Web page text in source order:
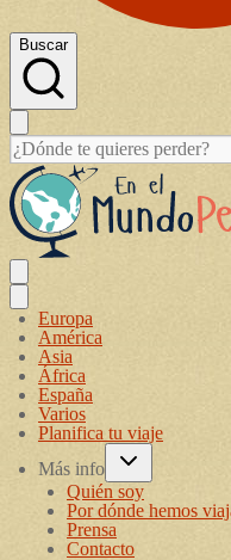
Buscar
Europa
América
Asia
África
España
Varios
Planifica tu viaje
Más info
Quién soy
Por dónde hemos
Prensa
Contacto